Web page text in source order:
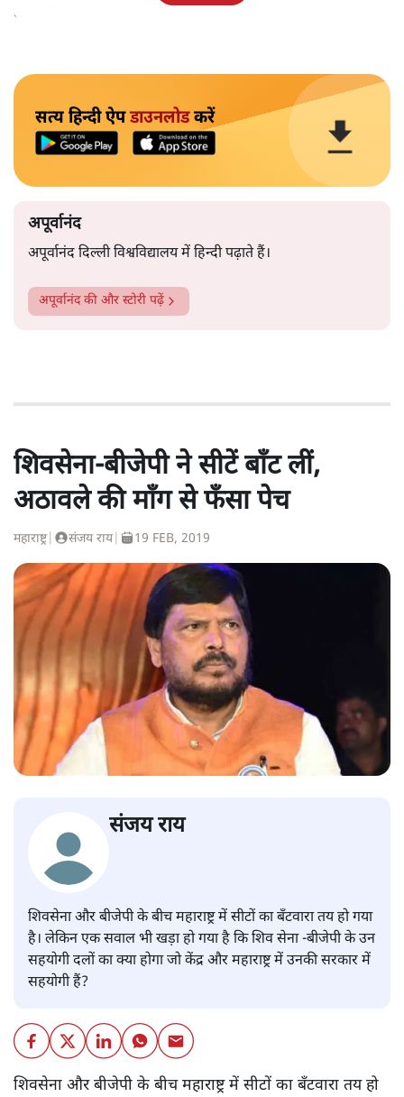
कहते हैं।
सत्य हिन्दी ऐपडाउनलोडकरें
अपूर्वानंद
अपूर्वानंद दिल्ली विश्वविद्यालय में हिन्दी पढ़ाते हैं।
अपूर्वानंदकी और स्टोरी पढ़ें
शिवसेना-बीजेपी ने सीटें बाँट लीं,
अठावले की माँग से फँसा पेच
महाराष्ट्र| संजय राय| 19 FEB, 2019
संजय राय
शिवसेना और बीजेपी के बीच महाराष्ट्र में सीटों का बँटवारा तय हो गया
है। लेकिन एक सवाल भी खड़ा हो गया है कि शिव सेना -बीजेपी के उन
सहयोगी दलों का क्या होगा जो केंद्र और महाराष्ट्र में उनकी सरकार में
सहयोगी हैं?
शिवसेना और बीजेपी के बीच महाराष्ट्र में सीटों का बँटवारा तय हो